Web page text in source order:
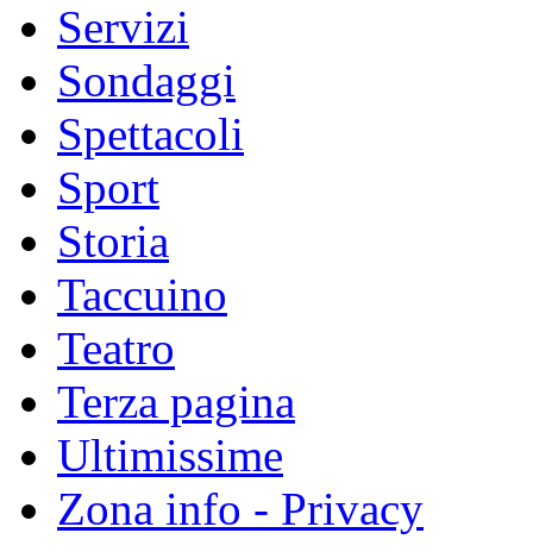
Servizi
Sondaggi
Spettacoli
Sport
Storia
Taccuino
Teatro
Terza pagina
Ultimissime
Zona info - Privacy